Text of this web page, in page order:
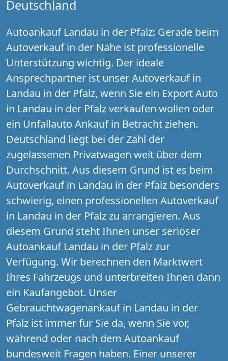
Deutschland
Autoankauf Landau in der Pfalz: Gerade beim
Autoverkauf in der Nähe ist professionelle
Unterstützung wichtig. Der ideale
Ansprechpartner ist unser Autoverkauf in
Landau in der Pfalz, wenn Sie ein Export Auto
in Landau in der Pfalz verkaufen wollen oder
ein Unfallauto Ankauf in Betracht ziehen.
Deutschland liegt bei der Zahl der
zugelassenen Privatwagen weit über dem
Durchschnitt. Aus diesem Grund ist es beim
Autoverkauf in Landau in der Pfalz besonders
schwierig, einen professionellen Autoverkauf
in Landau in der Pfalz zu arrangieren. Aus
diesem Grund steht Ihnen unser seriöser
Autoankauf Landau in der Pfalz zur
Verfügung. Wir berechnen den Marktwert
Ihres Fahrzeugs und unterbreiten Ihnen dann
ein Kaufangebot. Unser
Gebrauchtwagenankauf in Landau in der
Pfalz ist immer für Sie da, wenn Sie vor,
während oder nach dem Autoankauf
bundesweit Fragen haben. Einer unserer